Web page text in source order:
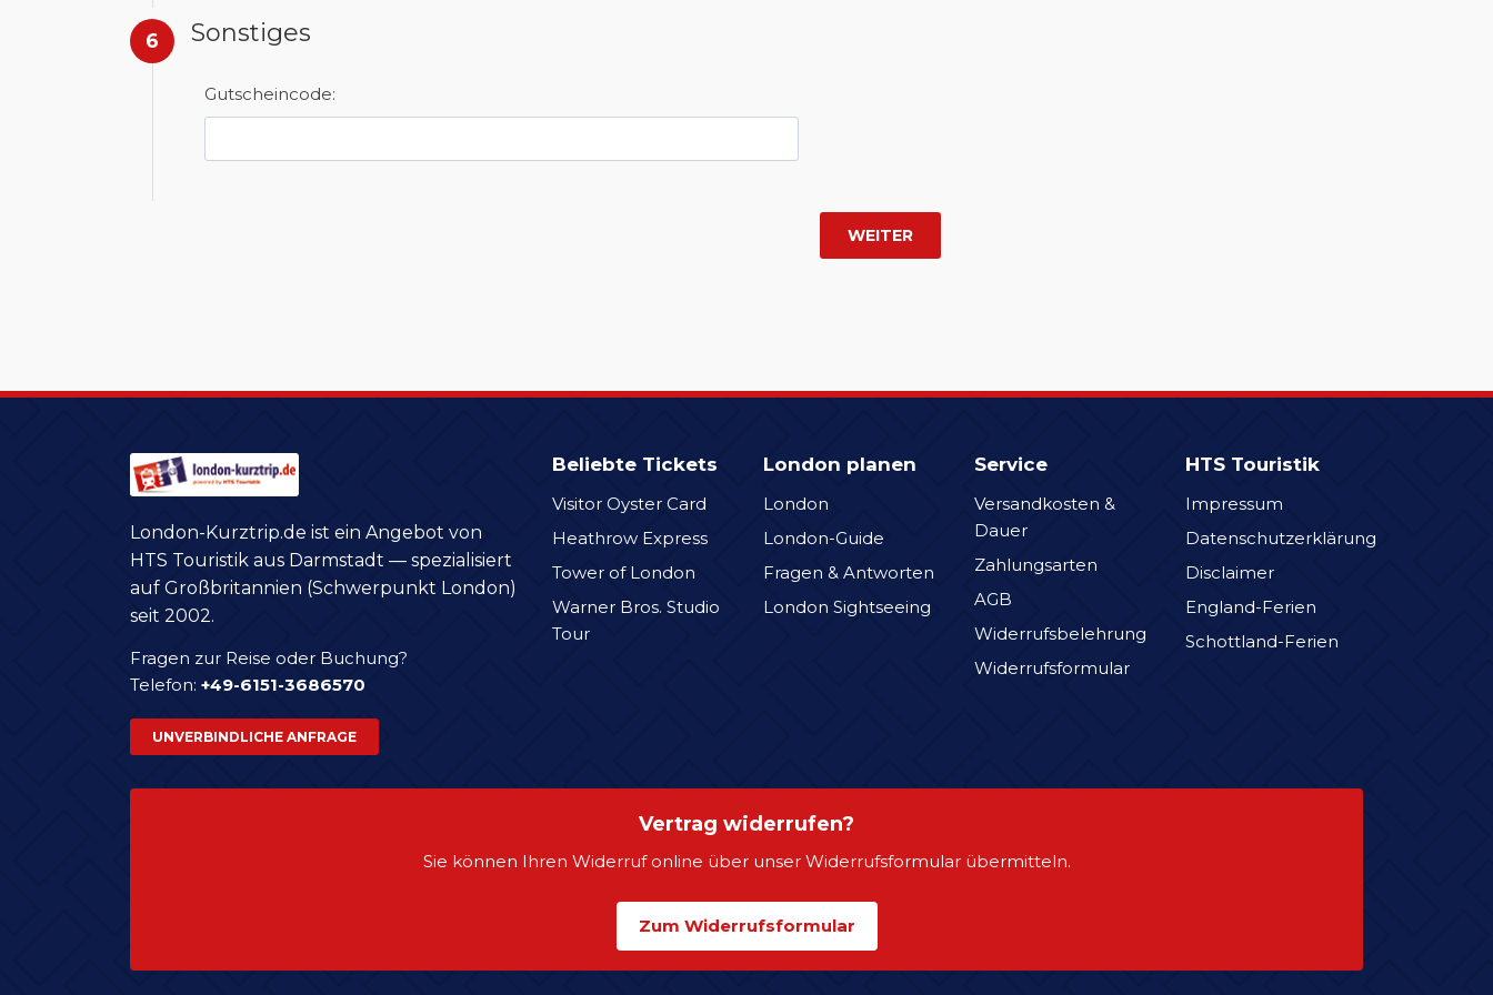
6 Sonstiges
Gutscheincode:
London-Kurztrip.de ist ein Angebot von
HTS Touristik aus Darmstadt — spezialisiert
auf Großbritannien (Schwerpunkt London)
seit 2002.
Fragen zur Reise oder Buchung?
Telefon: +49-6151-3686570
UNVERBINDLICHE ANFRAGE
Beliebte Tickets
Visitor Oyster Card
Heathrow Express
Tower of London
Warner Bros. Studio
Tour
London planen
London
London-Guide
Fragen & Antworten
London Sightseeing
Service
Versandkosten &
Dauer
Zahlungsarten
AGB
Widerrufsbelehrung
Widerrufsformular
HTS Touristik
Impressum
Datenschutzerklärung
Disclaimer
England-Ferien
Schottland-Ferien
Vertrag widerrufen?
Sie können Ihren Widerruf online über unser Widerrufsformular übermitteln.
Zum Widerrufsformular